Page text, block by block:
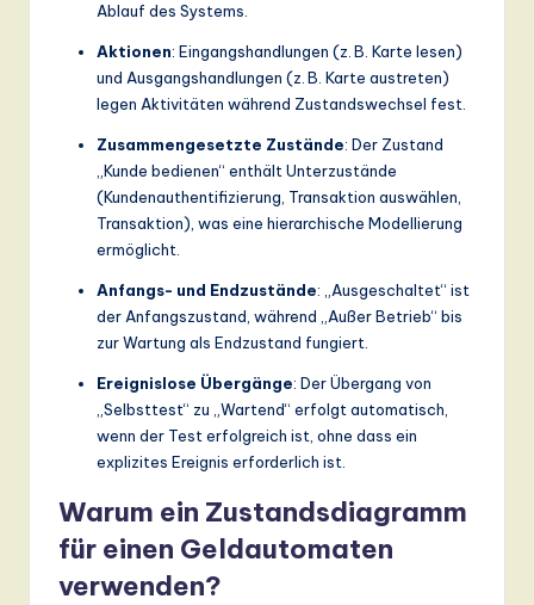
Ablauf des Systems.
Aktionen: Eingangshandlungen (z. B. Karte lesen)
und Ausgangshandlungen (z. B. Karte austreten)
legen Aktivitäten während Zustandswechsel fest.
Zusammengesetzte Zustände: Der Zustand
„Kunde bedienen“ enthält Unterzustände
(Kundenauthentifizierung, Transaktion auswählen,
Transaktion), was eine hierarchische Modellierung
ermöglicht.
Anfangs- und Endzustände: „Ausgeschaltet“ ist
der Anfangszustand, während „Außer Betrieb“ bis
zur Wartung als Endzustand fungiert.
Ereignislose Übergänge: Der Übergang von
„Selbsttest“ zu „Wartend“ erfolgt automatisch,
wenn der Test erfolgreich ist, ohne dass ein
explizites Ereignis erforderlich ist.
Warum ein Zustandsdiagramm
für einen Geldautomaten
verwenden?